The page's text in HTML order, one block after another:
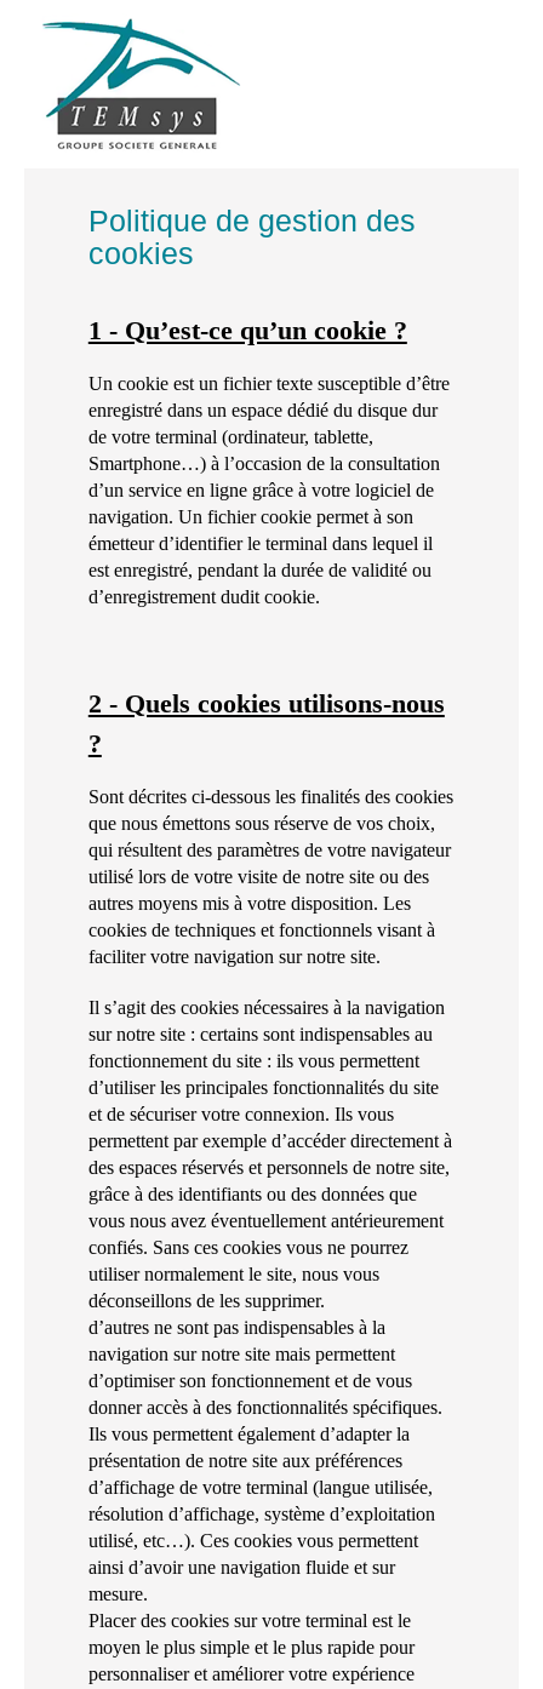
Politique de gestion des
cookies
1 - Qu’est-ce qu’un cookie ?
Un cookie est un fichier texte susceptible d’être
enregistré dans un espace dédié du disque dur
de votre terminal (ordinateur, tablette,
Smartphone…) à l’occasion de la consultation
d’un service en ligne grâce à votre logiciel de
navigation. Un fichier cookie permet à son
émetteur d’identifier le terminal dans lequel il
est enregistré, pendant la durée de validité ou
d’enregistrement dudit cookie.
2 - Quels cookies utilisons-nous
?
Sont décrites ci-dessous les finalités des cookies
que nous émettons sous réserve de vos choix,
qui résultent des paramètres de votre navigateur
utilisé lors de votre visite de notre site ou des
autres moyens mis à votre disposition. Les
cookies de techniques et fonctionnels visant à
faciliter votre navigation sur notre site.
Il s’agit des cookies nécessaires à la navigation
sur notre site : certains sont indispensables au
fonctionnement du site : ils vous permettent
d’utiliser les principales fonctionnalités du site
et de sécuriser votre connexion. Ils vous
permettent par exemple d’accéder directement à
des espaces réservés et personnels de notre site,
grâce à des identifiants ou des données que
vous nous avez éventuellement antérieurement
confiés. Sans ces cookies vous ne pourrez
utiliser normalement le site, nous vous
déconseillons de les supprimer.
d’autres ne sont pas indispensables à la
navigation sur notre site mais permettent
d’optimiser son fonctionnement et de vous
donner accès à des fonctionnalités spécifiques.
Ils vous permettent également d’adapter la
présentation de notre site aux préférences
d’affichage de votre terminal (langue utilisée,
résolution d’affichage, système d’exploitation
utilisé, etc…). Ces cookies vous permettent
ainsi d’avoir une navigation fluide et sur
mesure.
Placer des cookies sur votre terminal est le
moyen le plus simple et le plus rapide pour
personnaliser et améliorer votre expérience